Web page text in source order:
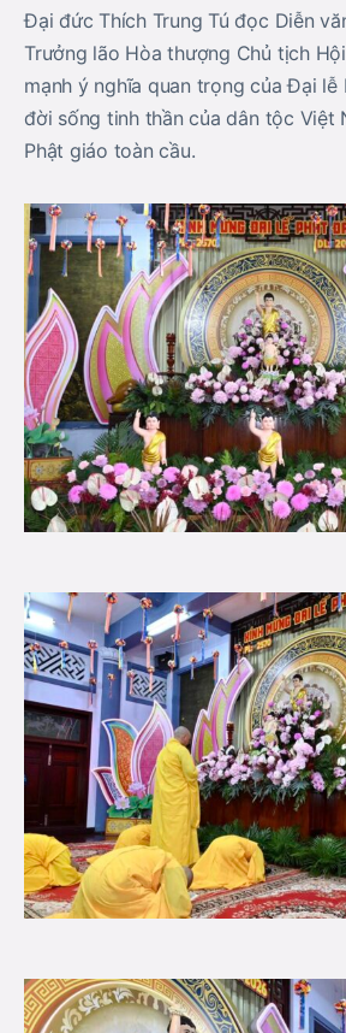
Đại đức Thích Trung Tú đọc Diễn
Trưởng lão Hòa thượng Chủ tịch
mạnh ý nghĩa quan trọng của Đại lễ
đời sống tinh thần của dân tộc Việt
Phật giáo toàn cầu.